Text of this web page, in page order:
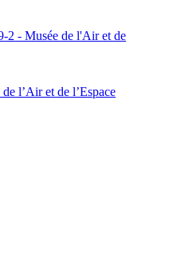
l’Air et de l’Espace